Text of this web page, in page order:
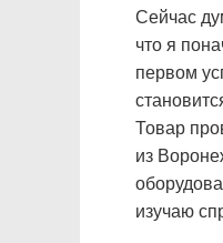
Сейчас
что я
первом
Товар
из
изучаю